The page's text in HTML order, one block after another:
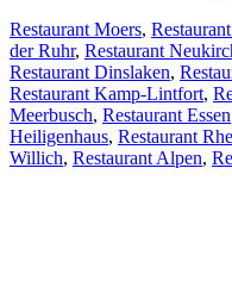
Restaurant Moers,
der Ruhr, Restaurant
Restaurant Dinslaken,
Restaurant Kamp-Lintfort,
Meerbusch, Restaurant Essen
Heiligenhaus, Restaurant
Willich, Restaurant Alpen,